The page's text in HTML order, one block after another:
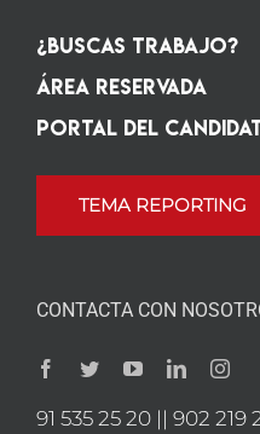
¿Buscas Trabajo?
Área Reservada
Portal del
TEMA REPORTING
CONTACTA CON
91 535 25 20 || 902 219